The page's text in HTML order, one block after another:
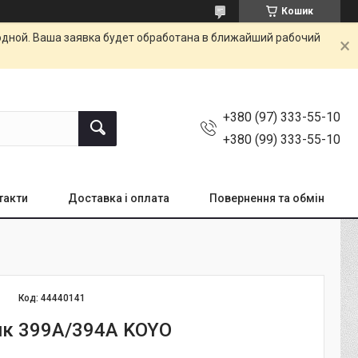
Кошик
Ваша заявка будет обработана в ближайший рабочий
+380 (97) 333-55-10
+380 (99) 333-55-10
Доставка і оплата Повернення та обмін
Код:44440141
399A/394A KOYO